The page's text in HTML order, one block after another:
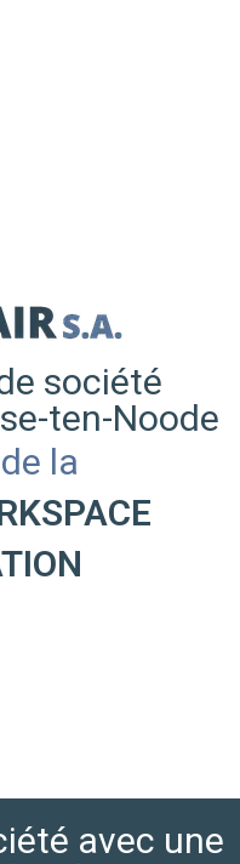
société
ten-Noode
la
avec une